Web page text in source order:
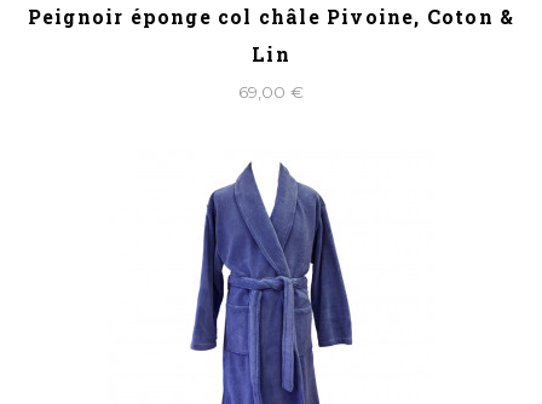
Peignoir éponge col châle Pivoine, Coton &
Lin
69,00 €